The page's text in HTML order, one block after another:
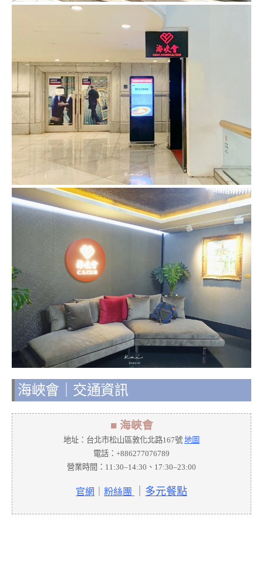
海峽會｜交通資訊
■ 海峽會
地址：台北市松山區敦化北路167號 地圖
電話：+886277076789
營業時間：11:30–14:30、17:30–23:00
官網 ｜ 粉絲團 多元餐點